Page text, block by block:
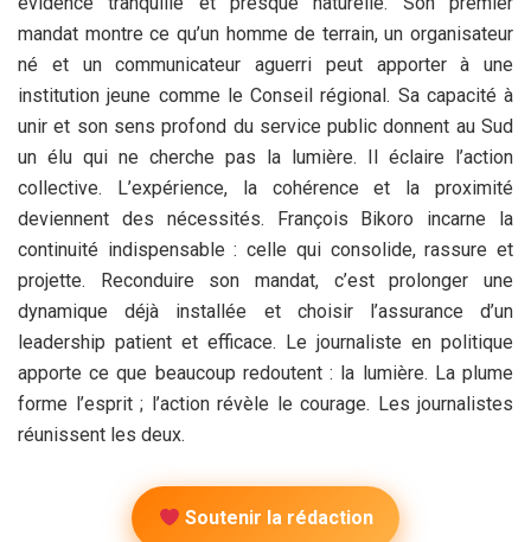
mandat montre ce qu’un homme de terrain, un organisateur
né et un communicateur aguerri peut apporter à une
institution jeune comme le Conseil régional. Sa capacité à
unir et son sens profond du service public donnent au Sud
un élu qui ne cherche pas la lumière. Il éclaire l’action
collective. L’expérience, la cohérence et la proximité
deviennent des nécessités. François Bikoro incarne la
continuité indispensable : celle qui consolide, rassure et
projette. Reconduire son mandat, c’est prolonger une
dynamique déjà installée et choisir l’assurance d’un
leadership patient et efficace. Le journaliste en politique
apporte ce que beaucoup redoutent : la lumière. La plume
forme l’esprit ; l’action révèle le courage. Les journalistes
réunissent les deux.
Soutenir la rédaction